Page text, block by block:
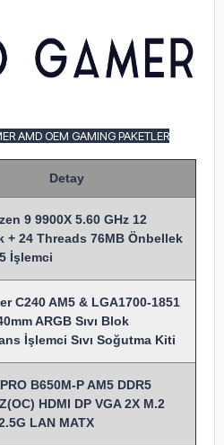
AMD OEM GAMING PAKETLER
Detay
9 9900X 5.60 GHz 12
+ 24 Threads 76MB Önbellek
İşlemci
C240 AM5 & LGA1700-1851
ARGB Sıvı Blok
İşlemci Sıvı Soğutma Kiti
B650M-P AM5 DDR5
HDMI DP VGA 2X M.2
LAN MATX